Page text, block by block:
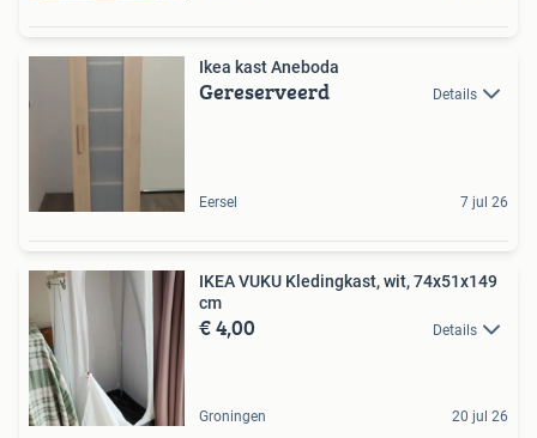
Ikea kast Aneboda
Gereserveerd Details
Eersel 7 jul 26
IKEA VUKU Kledingkast, wit, 74x51x149
cm
€ 4,00 Details
Groningen 20 jul 26